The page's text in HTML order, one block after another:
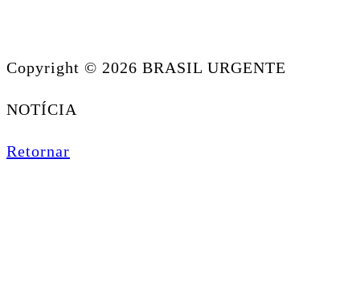
Copyright © 2026 BRASIL URGENTE
NOTÍCIA
Retornar